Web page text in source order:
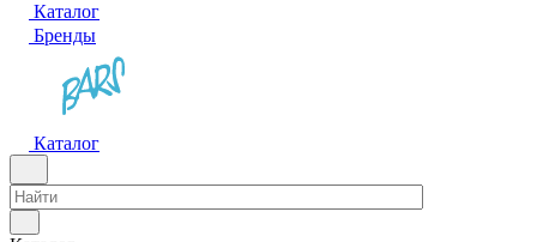
Каталог
Бренды
Каталог